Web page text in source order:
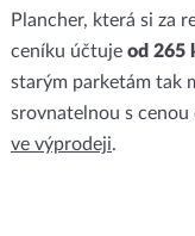
Plancher, která si za
ceníku účtuje od 265
starým parketám tak
srovnatelnou s cenou
ve výprodeji.